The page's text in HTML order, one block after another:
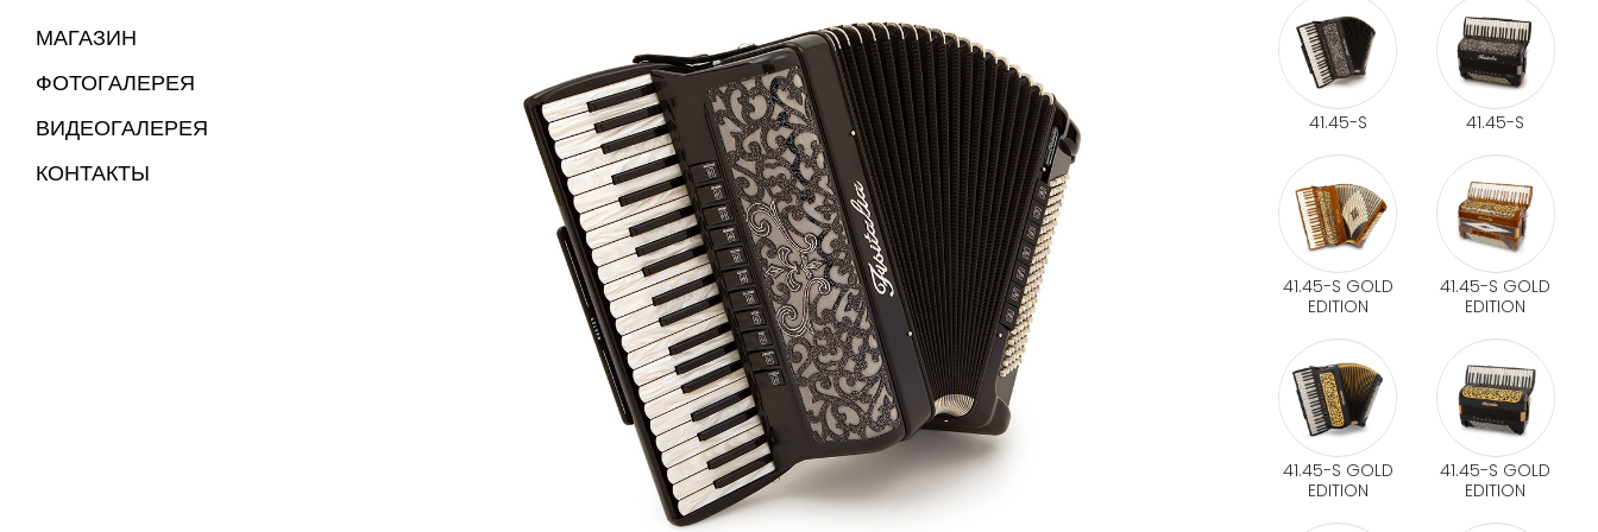
МАГАЗИН
ФОТОГАЛЕРЕЯ
ВИДЕОГАЛЕРЕЯ
КОНТАКТЫ
41.45-S 41.45-S
41.45-S GOLD
EDITION
41.45-S GOLD
EDITION
41.45-S GOLD
EDITION
41.45-S GOLD
EDITION